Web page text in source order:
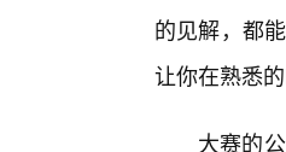
的见解，都
让你在熟悉
大赛的